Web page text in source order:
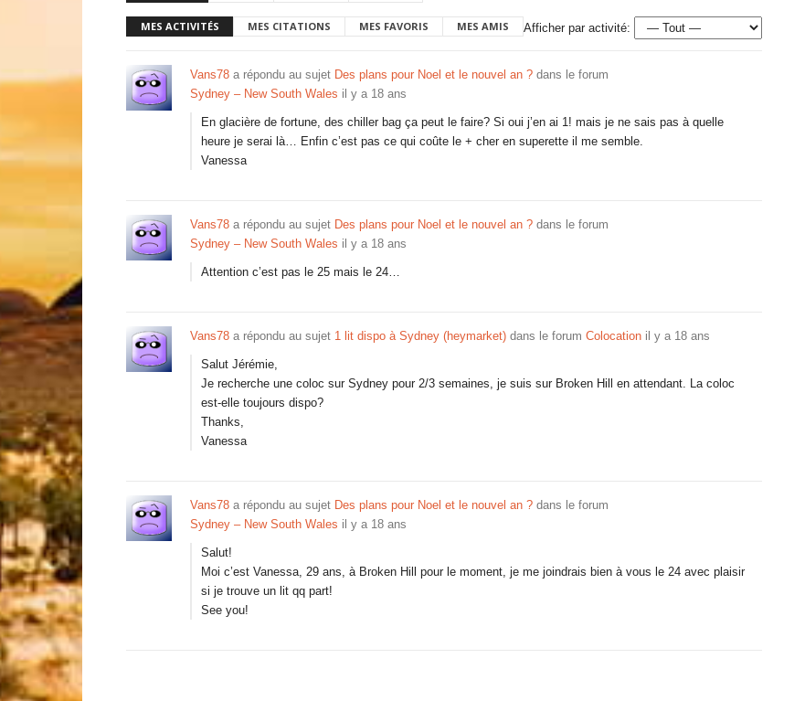
MES ACTIVITÉS MES CITATIONS MES FAVORIS MES AMIS Afficher par activité:
Vans78 a répondu au sujet Des plans pour Noel et le nouvel an ? dans le forum
Sydney – New South Wales il y a 18 ans
En glacière de fortune, des chiller bag ça peut le faire? Si oui j’en ai 1! mais je ne sais pas à quelle
heure je serai là… Enfin c’est pas ce qui coûte le + cher en superette il me semble.
Vanessa
Vans78 a répondu au sujet Des plans pour Noel et le nouvel an ? dans le forum
Sydney – New South Wales il y a 18 ans
Attention c’est pas le 25 mais le 24…
Vans78 a répondu au sujet 1 lit dispo à Sydney (heymarket) dans le forum Colocation il y a 18 ans
Salut Jérémie,
Je recherche une coloc sur Sydney pour 2/3 semaines, je suis sur Broken Hill en attendant. La coloc
est-elle toujours dispo?
Thanks,
Vanessa
Vans78 a répondu au sujet Des plans pour Noel et le nouvel an ? dans le forum
Sydney – New South Wales il y a 18 ans
Salut!
Moi c’est Vanessa, 29 ans, à Broken Hill pour le moment, je me joindrais bien à vous le 24 avec plaisir
si je trouve un lit qq part!
See you!